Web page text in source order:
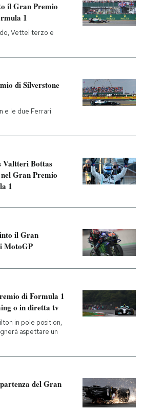
il Gran Premio
1
Vettel terzo e
di Silverstone
e le due Ferrari
Valtteri Bottas
Gran Premio
1
il Gran
MotoGP
di Formula 1
o in diretta tv
in pole position,
aspettare un
del Gran